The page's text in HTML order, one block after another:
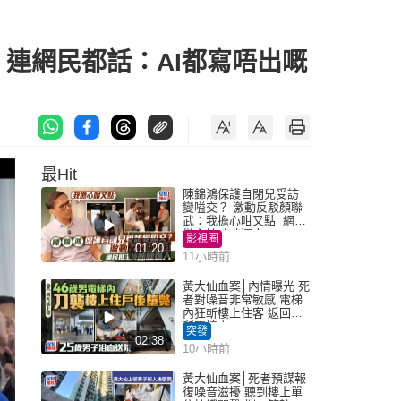
網民都話：AI都寫唔出嘅
最Hit
01:20
陳錦鴻保護自閉兒受訪
變嗌交？ 激動反駁顏聯
武：我擔心咁又點 網民
批主持咄咄逼人
影視圈
11小時前
02:38
黃大仙血案│內情曝光 死
者對噪音非常敏感 電梯
內狂斬樓上住客 返回住
所墮樓亡
突發
10小時前
黃大仙血案│死者預謀報
復噪音滋擾 聽到樓上單